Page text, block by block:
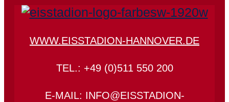
WWW.EISSTADION-HANNOVER.DE
TEL.: +49 (0)511 550 200
E-MAIL: INFO@EISSTADION-